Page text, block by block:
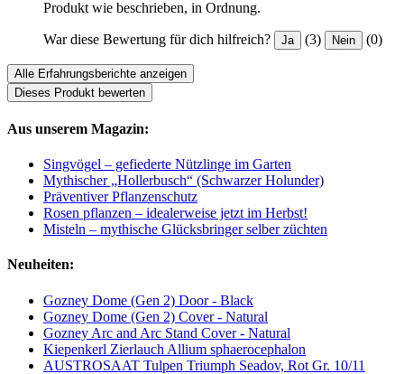
Produkt wie beschrieben, in Ordnung.
War diese Bewertung für dich hilfreich? Ja (3) Nein (0)
Alle Erfahrungsberichte anzeigen
Dieses Produkt bewerten
Aus unserem Magazin:
Singvögel – gefiederte Nützlinge im Garten
Mythischer „Hollerbusch“ (Schwarzer Holunder)
Präventiver Pflanzenschutz
Rosen pflanzen – idealerweise jetzt im Herbst!
Misteln – mythische Glücksbringer selber züchten
Neuheiten:
Gozney Dome (Gen 2) Door - Black
Gozney Dome (Gen 2) Cover - Natural
Gozney Arc and Arc Stand Cover - Natural
Kiepenkerl Zierlauch Allium sphaerocephalon
AUSTROSAAT Tulpen Triumph Seadov, Rot Gr. 10/11